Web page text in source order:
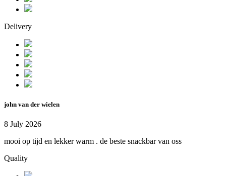
Delivery
john van der wielen
8 July 2026
mooi op tijd en lekker warm . de beste snackbar van oss
Quality